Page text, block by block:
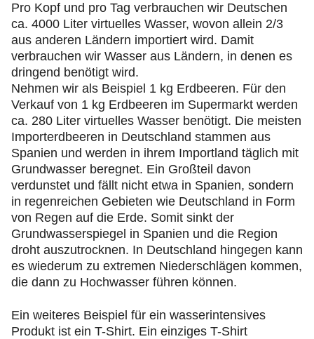
Pro Kopf und pro Tag verbrauchen wir Deutschen
ca. 4000 Liter virtuelles Wasser, wovon allein 2/3
aus anderen Ländern importiert wird. Damit
verbrauchen wir Wasser aus Ländern, in denen es
dringend benötigt wird.
Nehmen wir als Beispiel 1 kg Erdbeeren. Für den
Verkauf von 1 kg Erdbeeren im Supermarkt werden
ca. 280 Liter virtuelles Wasser benötigt. Die meisten
Importerdbeeren in Deutschland stammen aus
Spanien und werden in ihrem Importland täglich mit
Grundwasser beregnet. Ein Großteil davon
verdunstet und fällt nicht etwa in Spanien, sondern
in regenreichen Gebieten wie Deutschland in Form
von Regen auf die Erde. Somit sinkt der
Grundwasserspiegel in Spanien und die Region
droht auszutrocknen. In Deutschland hingegen kann
es wiederum zu extremen Niederschlägen kommen,
die dann zu Hochwasser führen können.
Ein weiteres Beispiel für ein wasserintensives
Produkt ist ein T-Shirt. Ein einziges T-Shirt